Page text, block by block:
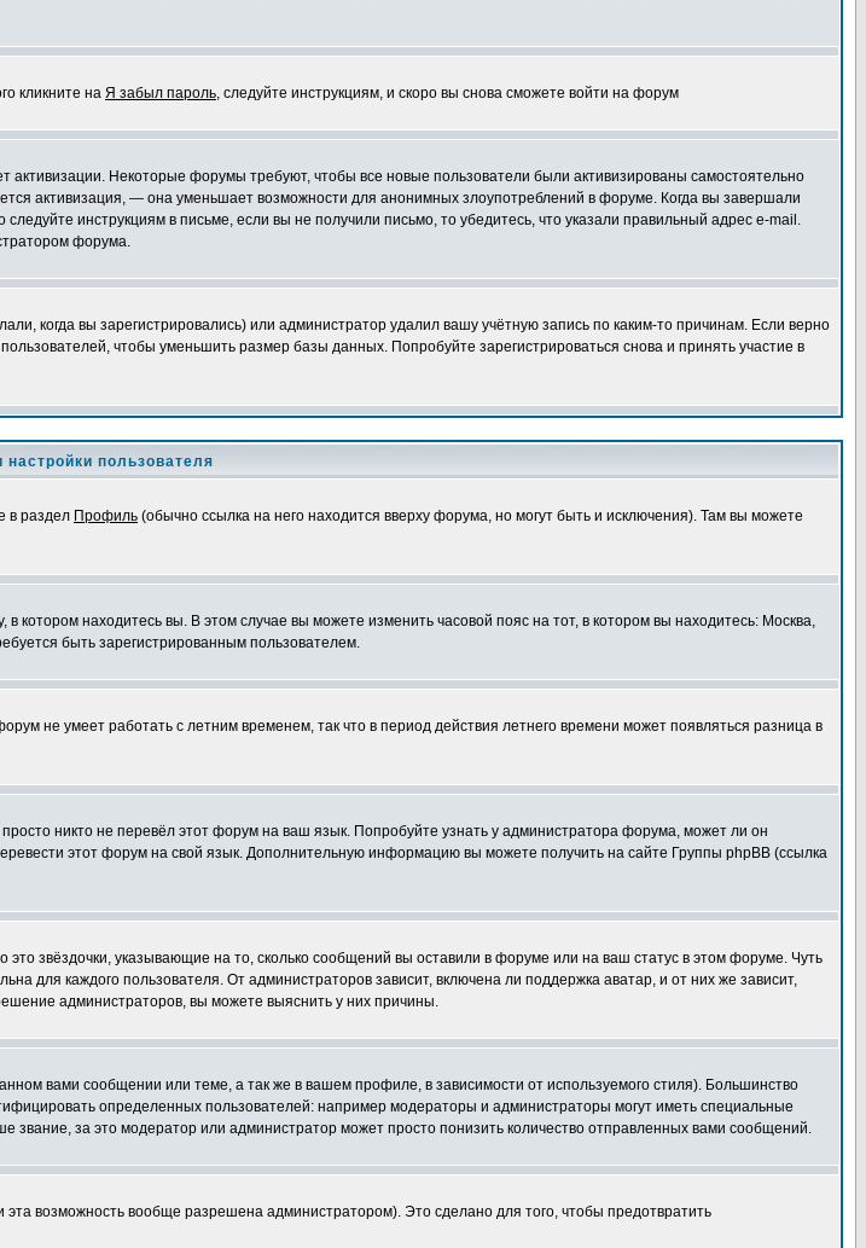
кликните на Я забыл пароль, следуйте инструкциям, и скоро вы снова сможете войти на форум
Некоторые форумы требуют, чтобы все новые пользователи были активизированы самостоятельно
активизация, — она уменьшает возможности для анонимных злоупотреблений в форуме. Когда вы завершали
инструкциям в письме, если вы не получили письмо, то убедитесь, что указали правильный адрес e-mail.
форума.
когда вы зарегистрировались) или администратор удалил вашу учётную запись по каким-то причинам. Если верно
чтобы уменьшить размер базы данных. Попробуйте зарегистрироваться снова и принять участие в
пользователя
в раздел Профиль (обычно ссылка на него находится вверху форума, но могут быть и исключения). Там вы можете
котором находитесь вы. В этом случае вы можете изменить часовой пояс на тот, в котором вы находитесь: Москва,
быть зарегистрированным пользователем.
не умеет работать с летним временем, так что в период действия летнего времени может появляться разница в
никто не перевёл этот форум на ваш язык. Попробуйте узнать у администратора форума, может ли он
этот форум на свой язык. Дополнительную информацию вы можете получить на сайте Группы phpBB (ссылка
звёздочки, указывающие на то, сколько сообщений вы оставили в форуме или на ваш статус в этом форуме. Чуть
для каждого пользователя. От администраторов зависит, включена ли поддержка аватар, и от них же зависит,
администраторов, вы можете выяснить у них причины.
вами сообщении или теме, а так же в вашем профиле, в зависимости от используемого стиля). Большинство
определенных пользователей: например модераторы и администраторы могут иметь специальные
за это модератор или администратор может просто понизить количество отправленных вами сообщений.
возможность вообще разрешена администратором). Это сделано для того, чтобы предотвратить